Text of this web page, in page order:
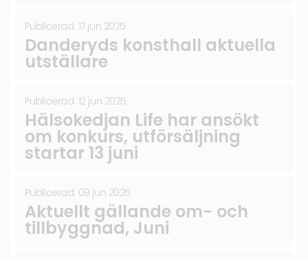
Publicerad: 17 jun 2025
Danderyds konsthall aktuella
utställare
Publicerad: 12 jun 2025
Hälsokedjan Life har ansökt
om konkurs, utförsäljning
startar 13 juni
Publicerad: 09 jun 2025
Aktuellt gällande om- och
tillbyggnad, Juni